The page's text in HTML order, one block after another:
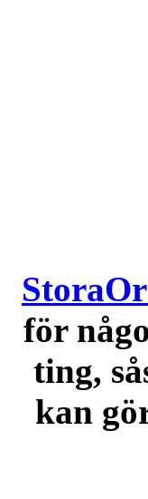
för
ting,
kan